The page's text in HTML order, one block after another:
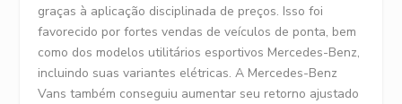
graças à aplicação disciplinada de preços. Isso foi
favorecido por fortes vendas de veículos de ponta, bem
como dos modelos utilitários esportivos Mercedes-Benz,
incluindo suas variantes elétricas. A Mercedes-Benz
Vans também conseguiu aumentar seu retorno ajustado